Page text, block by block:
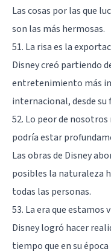
Las cosas por las que
son las más hermosas.
51. La risa es la
Disney creó partiendo
entretenimiento más
internacional, desde su
52. Lo peor de nosotros
podría estar
Las obras de Disney
posibles la naturaleza
todas las personas.
53. La era que estamos
Disney logró hacer
tiempo que en su